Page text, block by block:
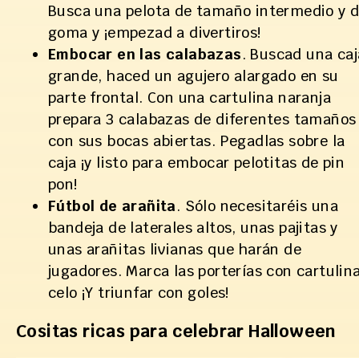
Busca una pelota de tamaño intermedio y
goma y ¡empezad a divertiros!
Embocar en las calabazas. Buscad una
grande, haced un agujero alargado en su
parte frontal. Con una cartulina naranja
prepara 3 calabazas de diferentes tamaños
con sus bocas abiertas. Pegadlas sobre la
caja ¡y listo para embocar pelotitas de pin
pon!
Fútbol de arañita. Sólo necesitaréis una
bandeja de laterales altos, unas pajitas y
unas arañitas livianas que harán de
jugadores. Marca las porterías con
celo ¡Y triunfar con goles!
Cositas ricas para celebrar Halloween